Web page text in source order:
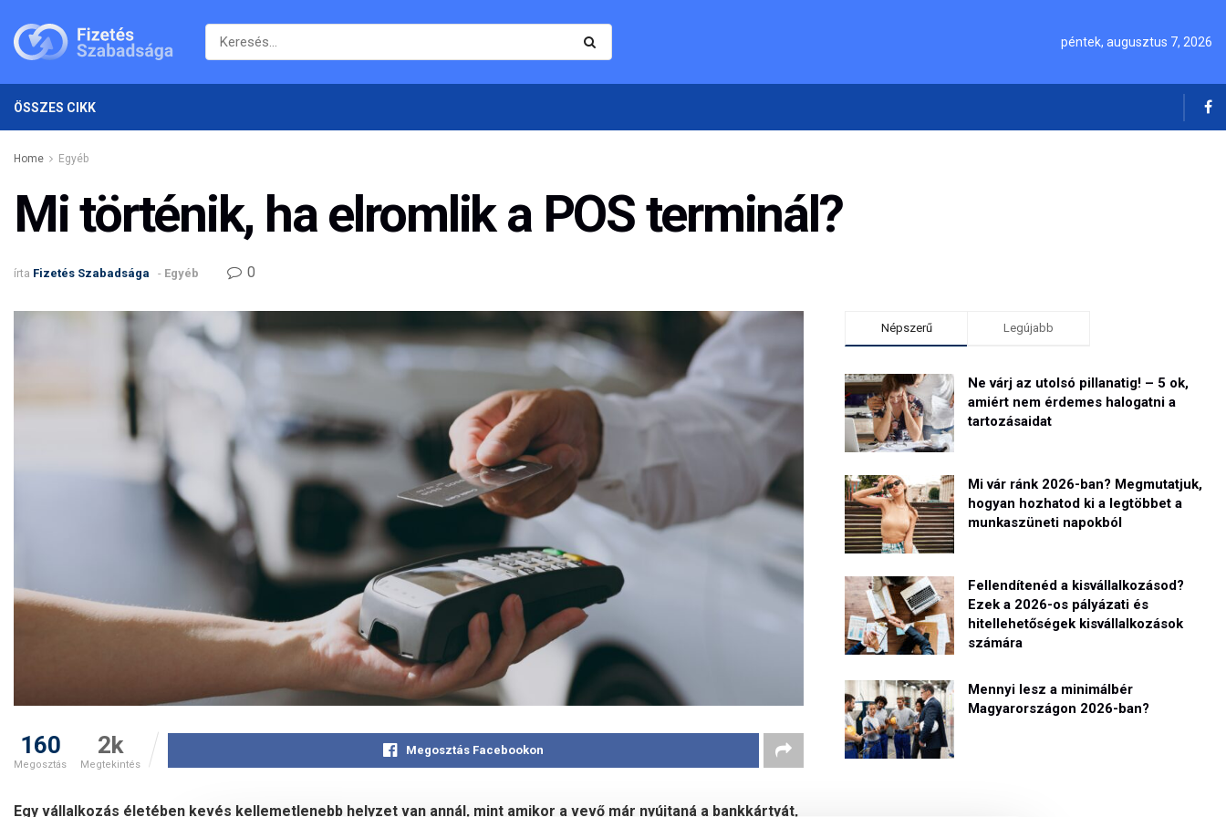
péntek, augusztus 7, 2026
ÖSSZES CIKK
Home Egyéb
Mi történik, ha elromlik a POS terminál?
írta Fizetés Szabadsága - Egyéb 0
160
Megosztás
2k
Megtekintés
Megosztás Facebookon
Egy vállalkozás életében kevés kellemetlenebb helyzet van annál, mint amikor a vevő már nyújtaná a bankkártyát,
Népszerű Legújabb
Ne várj az utolsó pillanatig! – 5 ok,
amiért nem érdemes halogatni a
tartozásaidat
Mi vár ránk 2026-ban? Megmutatjuk,
hogyan hozhatod ki a legtöbbet a
munkaszüneti napokból
Fellendítenéd a kisvállalkozásod?
Ezek a 2026-os pályázati és
hitellehetőségek kisvállalkozások
számára
Mennyi lesz a minimálbér
Magyarországon 2026-ban?